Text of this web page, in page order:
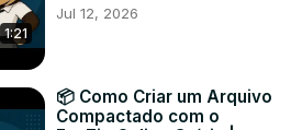
1:21
Jul 12, 2026
📦 Como Criar um Arquivo
Compactado com o